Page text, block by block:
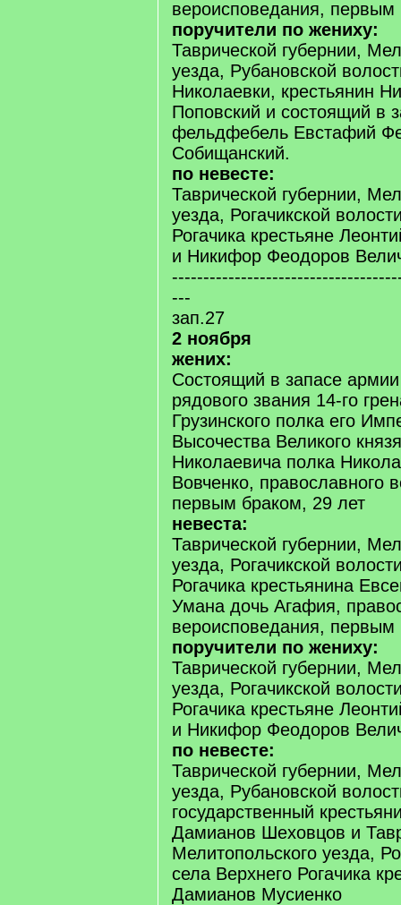
вероисповедания, первым
поручители по жениху:
Таврической губернии,
уезда, Рубановской
Николаевки, крестьянин
Поповский и состоящий в
фельдфебель Евстафий
Собищанский.
по невесте:
Таврической губернии,
уезда, Рогачикской
Рогачика крестьяне
и Никифор Феодоров
---
зап.27
2 ноября
жених:
Состоящий в запасе
рядового звания 14-го
Грузинского полка его
Высочества Великого
Николаевича полка
Вовченко, православного
первым браком, 29 лет
невеста:
Таврической губернии,
уезда, Рогачикской
Рогачика крестьянина
Умана дочь Агафия,
вероисповедания, первым
поручители по жениху:
Таврической губернии,
уезда, Рогачикской
Рогачика крестьяне
и Никифор Феодоров
по невесте:
Таврической губернии,
уезда, Рубановской
государственный
Дамианов Шеховцов и
Мелитопольского уезда,
села Верхнего Рогачика
Дамианов Мусиенко